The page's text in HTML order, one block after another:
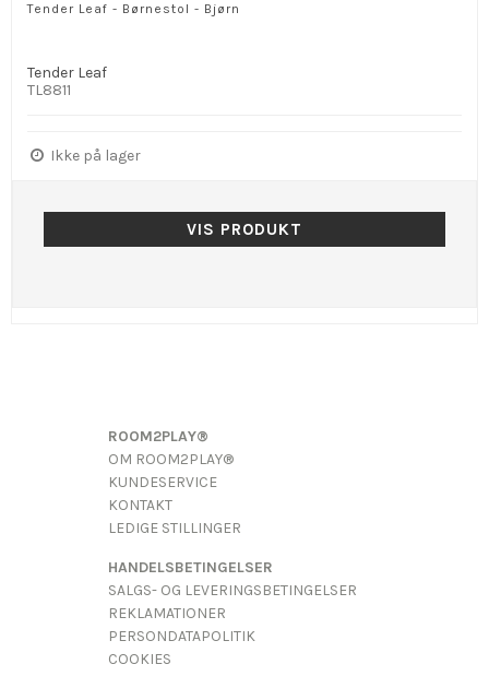
Tender Leaf - Børnestol - Bjørn
Tender Leaf
TL8811
Ikke på lager
VIS PRODUKT
ROOM2PLAY®
OM ROOM2PLAY®
KUNDESERVICE
KONTAKT
LEDIGE STILLINGER
HANDELSBETINGELSER
SALGS- OG LEVERINGSBETINGELSER
REKLAMATIONER
PERSONDATAPOLITIK
COOKIES